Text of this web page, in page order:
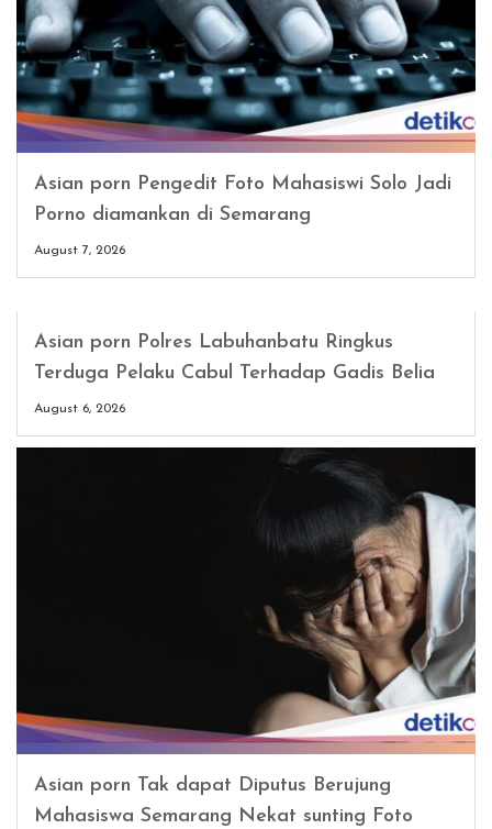
Asian porn Pengedit Foto Mahasiswi Solo Jadi
Porno diamankan di Semarang
August 7, 2026
Asian porn Polres Labuhanbatu Ringkus
Terduga Pelaku Cabul Terhadap Gadis Belia
August 6, 2026
Asian porn Tak dapat Diputus Berujung
Mahasiswa Semarang Nekat sunting Foto